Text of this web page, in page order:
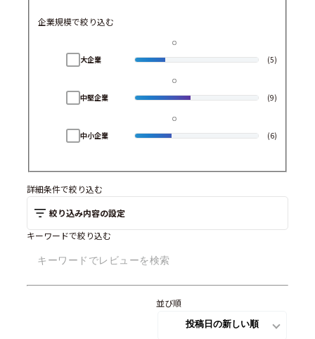
企業規模で絞り込む
大企業 (5)
中堅企業 (9)
中小企業 (6)
詳細条件で絞り込む
絞り込み内容の設定
キーワードで絞り込む
並び順